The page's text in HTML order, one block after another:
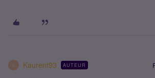
K Kaurent93 AUTEUR